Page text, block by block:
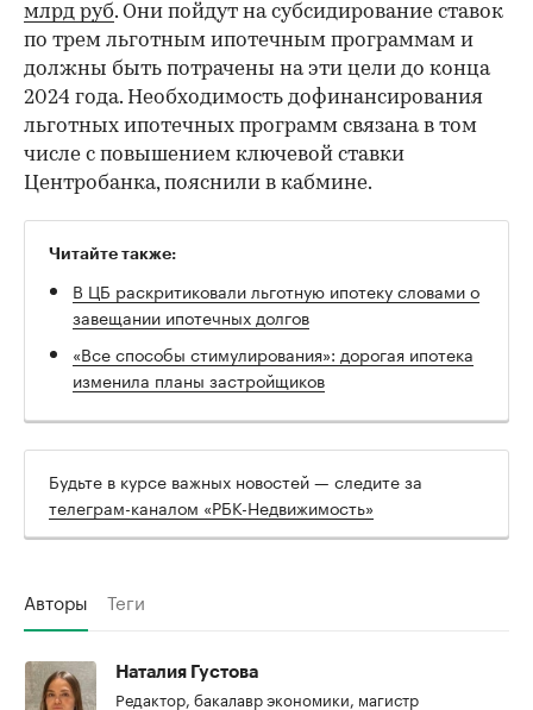
млрд руб. Они пойдут на субсидирование ставок
по трем льготным ипотечным программам и
должны быть потрачены на эти цели до конца
2024 года. Необходимость дофинансирования
льготных ипотечных программ связана в том
числе с повышением ключевой ставки
Центробанка, пояснили в кабмине.
Читайте также:
В ЦБ раскритиковали льготную ипотеку словами о
завещании ипотечных долгов
«Все способы стимулирования»: дорогая ипотека
изменила планы застройщиков
Будьте в курсе важных новостей — следите за
телеграм-каналом «РБК-Недвижимость»
Авторы Теги
Наталия Густова
Редактор, бакалавр экономики, магистр